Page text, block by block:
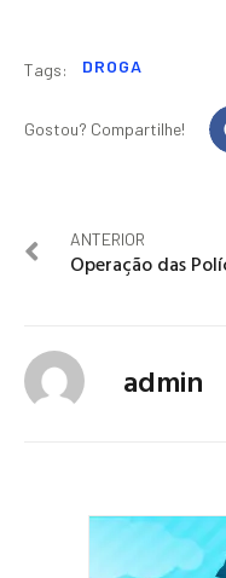
Tags: DROGA
Gostou? Compartilhe!
ANTERIOR
admin